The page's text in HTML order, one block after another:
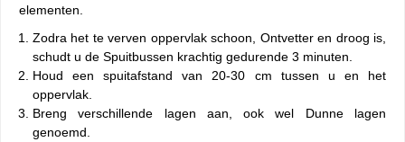
elementen.
Zodra het te verven oppervlak schoon, Ontvetter en droog is,
schudt u de Spuitbussen krachtig gedurende 3 minuten.
Houd een spuitafstand van 20-30 cm tussen u en het
oppervlak.
Breng verschillende lagen aan, ook wel Dunne lagen
genoemd.